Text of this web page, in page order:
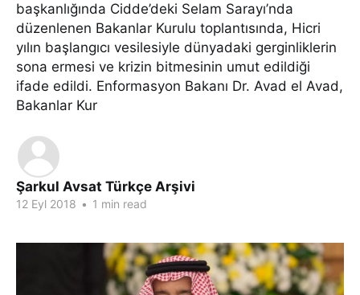
başkanlığında Cidde’deki Selam Sarayı’nda
düzenlenen Bakanlar Kurulu toplantısında, Hicri
yılın başlangıcı vesilesiyle dünyadaki gerginliklerin
sona ermesi ve krizin bitmesinin umut edildiği
ifade edildi. Enformasyon Bakanı Dr. Avad el Avad,
Bakanlar Kur
Şarkul Avsat Türkçe Arşivi
12 Eyl 2018 • 1 min read